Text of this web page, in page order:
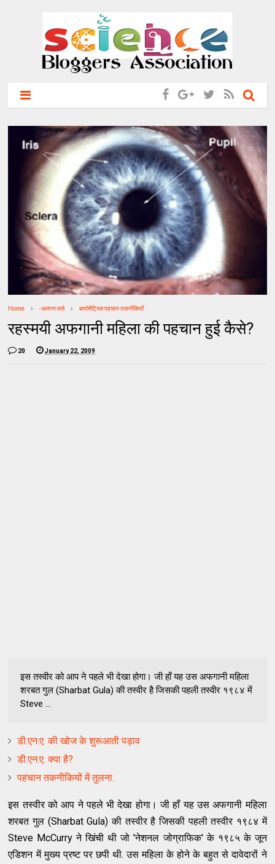
Home -अल्पना वर्मा बायोमैट्रिक पहचान तकनीकियाँ
रहस्मयी अफगानी महिला की पहचान हुई कैसे?
20 January 22, 2009
इस तस्वीर को आप ने पहले भी देखा होगा। जी हाँ यह उस अफगानी महिला
शरबत गुल (Sharbat Gula) की तस्वीर है जिसकी पहली तस्वीर १९८४ में
Steve ...
डी.एन.ए. की खोज के शुरूआती पड़ाव
डी.एन.ए. क्या है?
पहचान तकनीकियों में तुलना.
इस तस्वीर को आप ने पहले भी देखा होगा। जी हाँ यह उस अफगानी महिला
शरबत गुल (Sharbat Gula) की तस्वीरहै जिसकी पहली तस्वीर १९८४ में
Steve McCurry ने खिंची थी जो 'नेशनल जोग्राफिक' के १९८५ के जून
एडिशन में मुख्य प्रष्ट पर छपी थी. उस महिला के होने के बहुत से दावेदारों ने